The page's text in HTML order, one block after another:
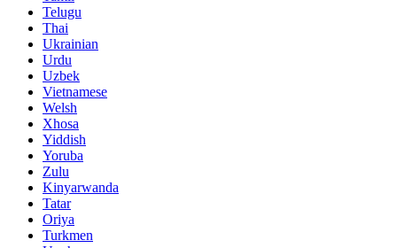
Telugu
Thai
Ukrainian
Urdu
Uzbek
Vietnamese
Welsh
Xhosa
Yiddish
Yoruba
Zulu
Kinyarwanda
Tatar
Oriya
Turkmen